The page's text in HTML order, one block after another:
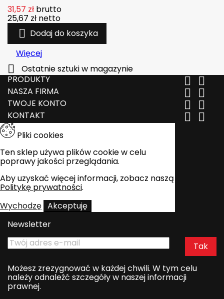
31,57 zł brutto
25,67 zł netto
 Dodaj do koszyka
Więcej

Ostatnie sztuki w magazynie
PRODUKTY
 
NASZA FIRMA  
TWOJE KONTO  
KONTAKT  
Pliki cookies
Ten sklep używa plików cookie w celu
poprawy jakości przeglądania.
Aby uzyskać więcej informacji, zobacz naszą
Politykę prywatności.
Wychodzę Akceptuję
Newsletter
Możesz zrezygnować w każdej chwili. W tym celu
należy odnaleźć szczegóły w naszej informacji
prawnej.